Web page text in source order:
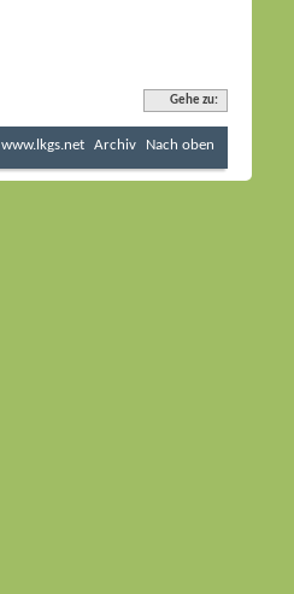
Gehe zu:
www.lkgs.net Archiv Nach oben